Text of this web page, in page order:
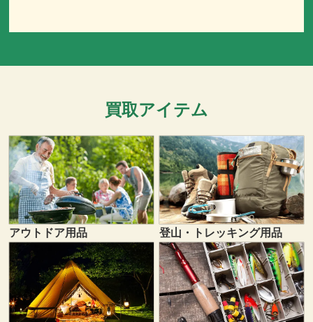
買取アイテム
アウトドア用品 登山・トレッキング用品